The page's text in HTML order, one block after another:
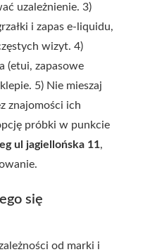
uzależnienie. 3)
i zapas e-liquidu,
wizyt. 4)
(etui, zapasowe
5) Nie mieszaj
znajomości ich
próbki w punkcie
ul jagiellońska 11,
się
od marki i